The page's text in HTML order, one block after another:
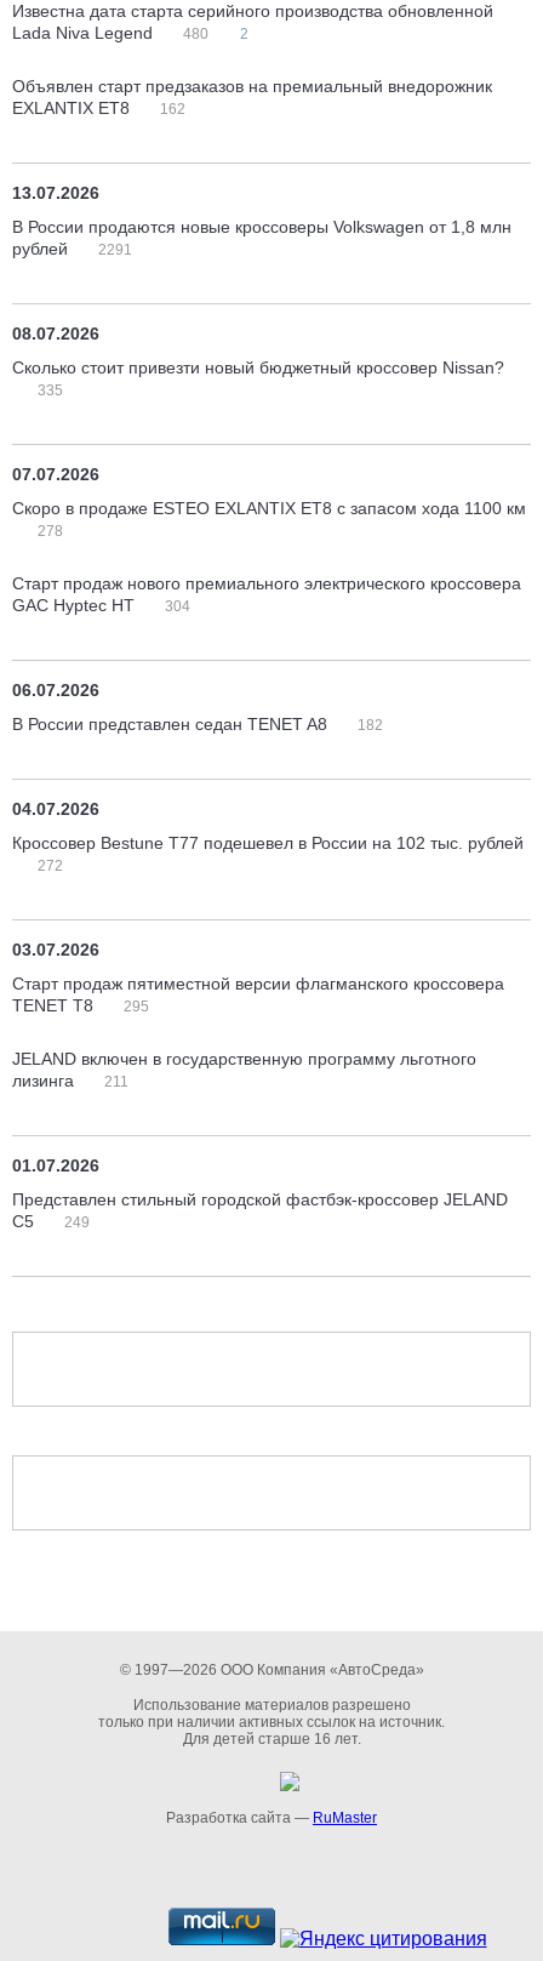
Известна дата старта серийного производства обновленной
Lada Niva Legend
480 2
Объявлен старт предзаказов на премиальный внедорожник
EXLANTIX ET8
162
13.07.2026
В России продаются новые кроссоверы Volkswagen от 1,8 млн
рублей
2291
08.07.2026
Сколько стоит привезти новый бюджетный кроссовер Nissan?
335
07.07.2026
Скоро в продаже ESTEO EXLANTIX ET8 с запасом хода 1100 км
278
Старт продаж нового премиального электрического кроссовера
GAC Hyptec HT
304
06.07.2026
В России представлен седан TENET A8
182
04.07.2026
Кроссовер Bestune T77 подешевел в России на 102 тыс. рублей
272
03.07.2026
Старт продаж пятиместной версии флагманского кроссовера
TENET T8
295
JELAND включен в государственную программу льготного
лизинга
211
01.07.2026
Представлен стильный городской фастбэк-кроссовер JELAND
C5
249
© 1997—2026 ООО Компания «АвтоСреда»
Использование материалов разрешено
только при наличии активных ссылок на источник.
Для детей старше 16 лет.
Разработка сайта — RuMaster